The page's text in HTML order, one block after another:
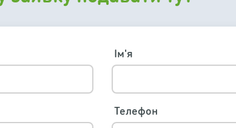
Ім'я
Телефон